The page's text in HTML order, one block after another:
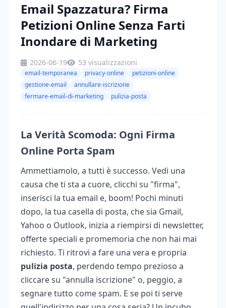
Email Spazzatura? Firma
Petizioni Online Senza Farti
Inondare di Marketing
2026-06-19 53 visualizzazioni
email-temporanea privacy-online
petizioni-online
gestione-email
annullare-iscrizione
fermare-email-di-marketing
pulizia-posta
La Verità Scomoda: Ogni Firma
Online Porta Spam
Ammettiamolo, a tutti è successo. Vedi una
causa che ti sta a cuore, clicchi su "firma",
inserisci la tua email e, boom! Pochi minuti
dopo, la tua casella di posta, che sia Gmail,
Yahoo o Outlook, inizia a riempirsi di newsletter,
offerte speciali e promemoria che non hai mai
richiesto. Ti ritrovi a fare una vera e propria
pulizia posta, perdendo tempo prezioso a
cliccare su "annulla iscrizione" o, peggio, a
segnare tutto come spam. E se poi ti serve